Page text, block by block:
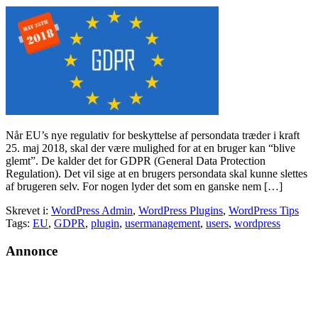
Når EU’s nye regulativ for beskyttelse af persondata træder i kraft
25. maj 2018, skal der være mulighed for at en bruger kan “blive
glemt”. De kalder det for GDPR (General Data Protection
Regulation). Det vil sige at en brugers persondata skal kunne slettes
af brugeren selv. For nogen lyder det som en ganske nem […]
Skrevet i: WordPress Admin, WordPress Plugins, WordPress Tips
Tags: EU, GDPR, plugin, usermanagement, users, wordpress
Primær
Annonce